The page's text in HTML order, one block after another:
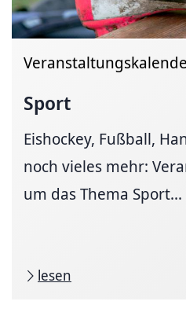
Sport
Eishockey, Fußball,
noch vieles mehr:
um das Thema Sport...
lesen